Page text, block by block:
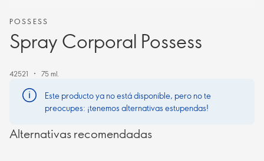
POSSESS
Spray Corporal Possess
42521 75 ml.
Este producto ya no está disponible, pero no te
preocupes: ¡tenemos alternativas estupendas!
Alternativas recomendadas